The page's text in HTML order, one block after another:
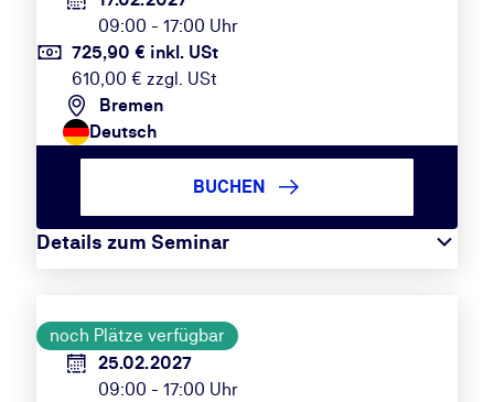
09:00 - 17:00 Uhr
725,90 € inkl. USt
610,00 € zzgl. USt
Bremen
Deutsch
Details zum Seminar
BUCHEN
noch Plätze verfügbar
25.02.2027
09:00 - 17:00 Uhr